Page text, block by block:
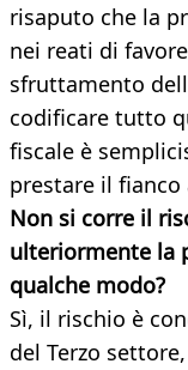
risaputo che la
nei reati di
sfruttamento
codificare tutto
fiscale è
prestare il
Non si corre il
ulteriormente la
qualche modo?
Sì, il rischio è
del Terzo